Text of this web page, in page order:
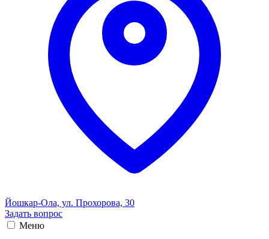
Йошкар-Ола, ул. Прохорова, 30
Задать вопрос
Меню